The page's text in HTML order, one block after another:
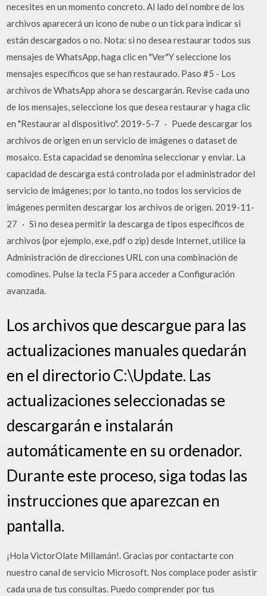
necesites en un momento concreto. Al lado del nombre de los
archivos aparecerá un icono de nube o un tick para indicar si
están descargados o no. Nota: si no desea restaurar todos sus
mensajes de WhatsApp, haga clic en "Ver"Y seleccione los
mensajes específicos que se han restaurado. Paso #5 - Los
archivos de WhatsApp ahora se descargarán. Revise cada uno
de los mensajes, seleccione los que desea restaurar y haga clic
en "Restaurar al dispositivo". 2019-5-7 · Puede descargar los
archivos de origen en un servicio de imágenes o dataset de
mosaico. Esta capacidad se denomina seleccionar y enviar. La
capacidad de descarga está controlada por el administrador del
servicio de imágenes; por lo tanto, no todos los servicios de
imágenes permiten descargar los archivos de origen. 2019-11-
27 · Si no desea permitir la descarga de tipos específicos de
archivos (por ejemplo, exe, pdf o zip) desde Internet, utilice la
Administración de direcciones URL con una combinación de
comodines. Pulse la tecla F5 para acceder a Configuración
avanzada.
Los archivos que descargue para las
actualizaciones manuales quedarán
en el directorio C:\Update. Las
actualizaciones seleccionadas se
descargarán e instalarán
automáticamente en su ordenador.
Durante este proceso, siga todas las
instrucciones que aparezcan en
pantalla.
¡Hola VictorOlate Millamán!. Gracias por contactarte con
nuestro canal de servicio Microsoft. Nos complace poder asistir
cada una de tus consultas. Puedo comprender por tus